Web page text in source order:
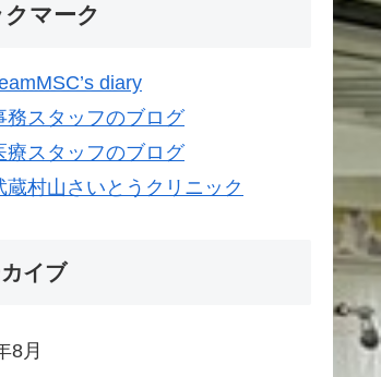
クマーク
diary
務スタッフのブログ
療スタッフのブログ
蔵村山さいとうクリニック
イブ
8月